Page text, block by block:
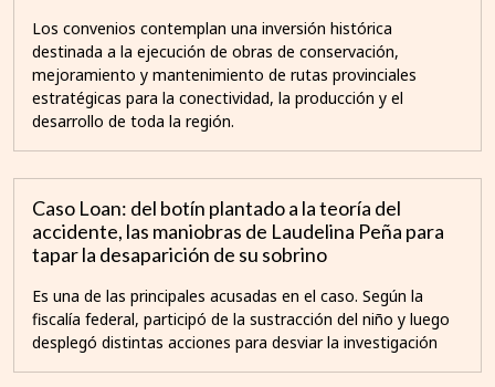
Los convenios contemplan una inversión histórica
destinada a la ejecución de obras de conservación,
mejoramiento y mantenimiento de rutas provinciales
estratégicas para la conectividad, la producción y el
desarrollo de toda la región.
Caso Loan: del botín plantado a la teoría del
accidente, las maniobras de Laudelina Peña para
tapar la desaparición de su sobrino
Es una de las principales acusadas en el caso. Según la
fiscalía federal, participó de la sustracción del niño y luego
desplegó distintas acciones para desviar la investigación